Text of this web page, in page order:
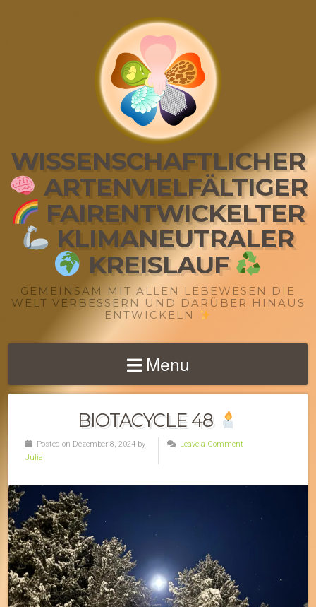
WISSENSCHAFTLICHER
ARTENVIELFÄLTIGER
FAIRENTWICKELTER
KLIMANEUTRALER
KREISLAUF
GEMEINSAM MIT ALLEN LEBEWESEN DIE
WELT VERBESSERN UND DARÜBER HINAUS
ENTWICKELN
Menu
BIOTACYCLE 48
Posted on Dezember 8, 2024 by
Julia
Leave a Comment